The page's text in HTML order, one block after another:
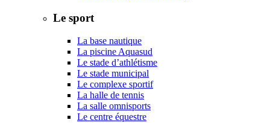
Le sport
La base nautique
La piscine Aquasud
Le stade d’athlétisme
Le stade municipal
Le complexe sportif
La halle de tennis
La salle omnisports
Le centre équestre